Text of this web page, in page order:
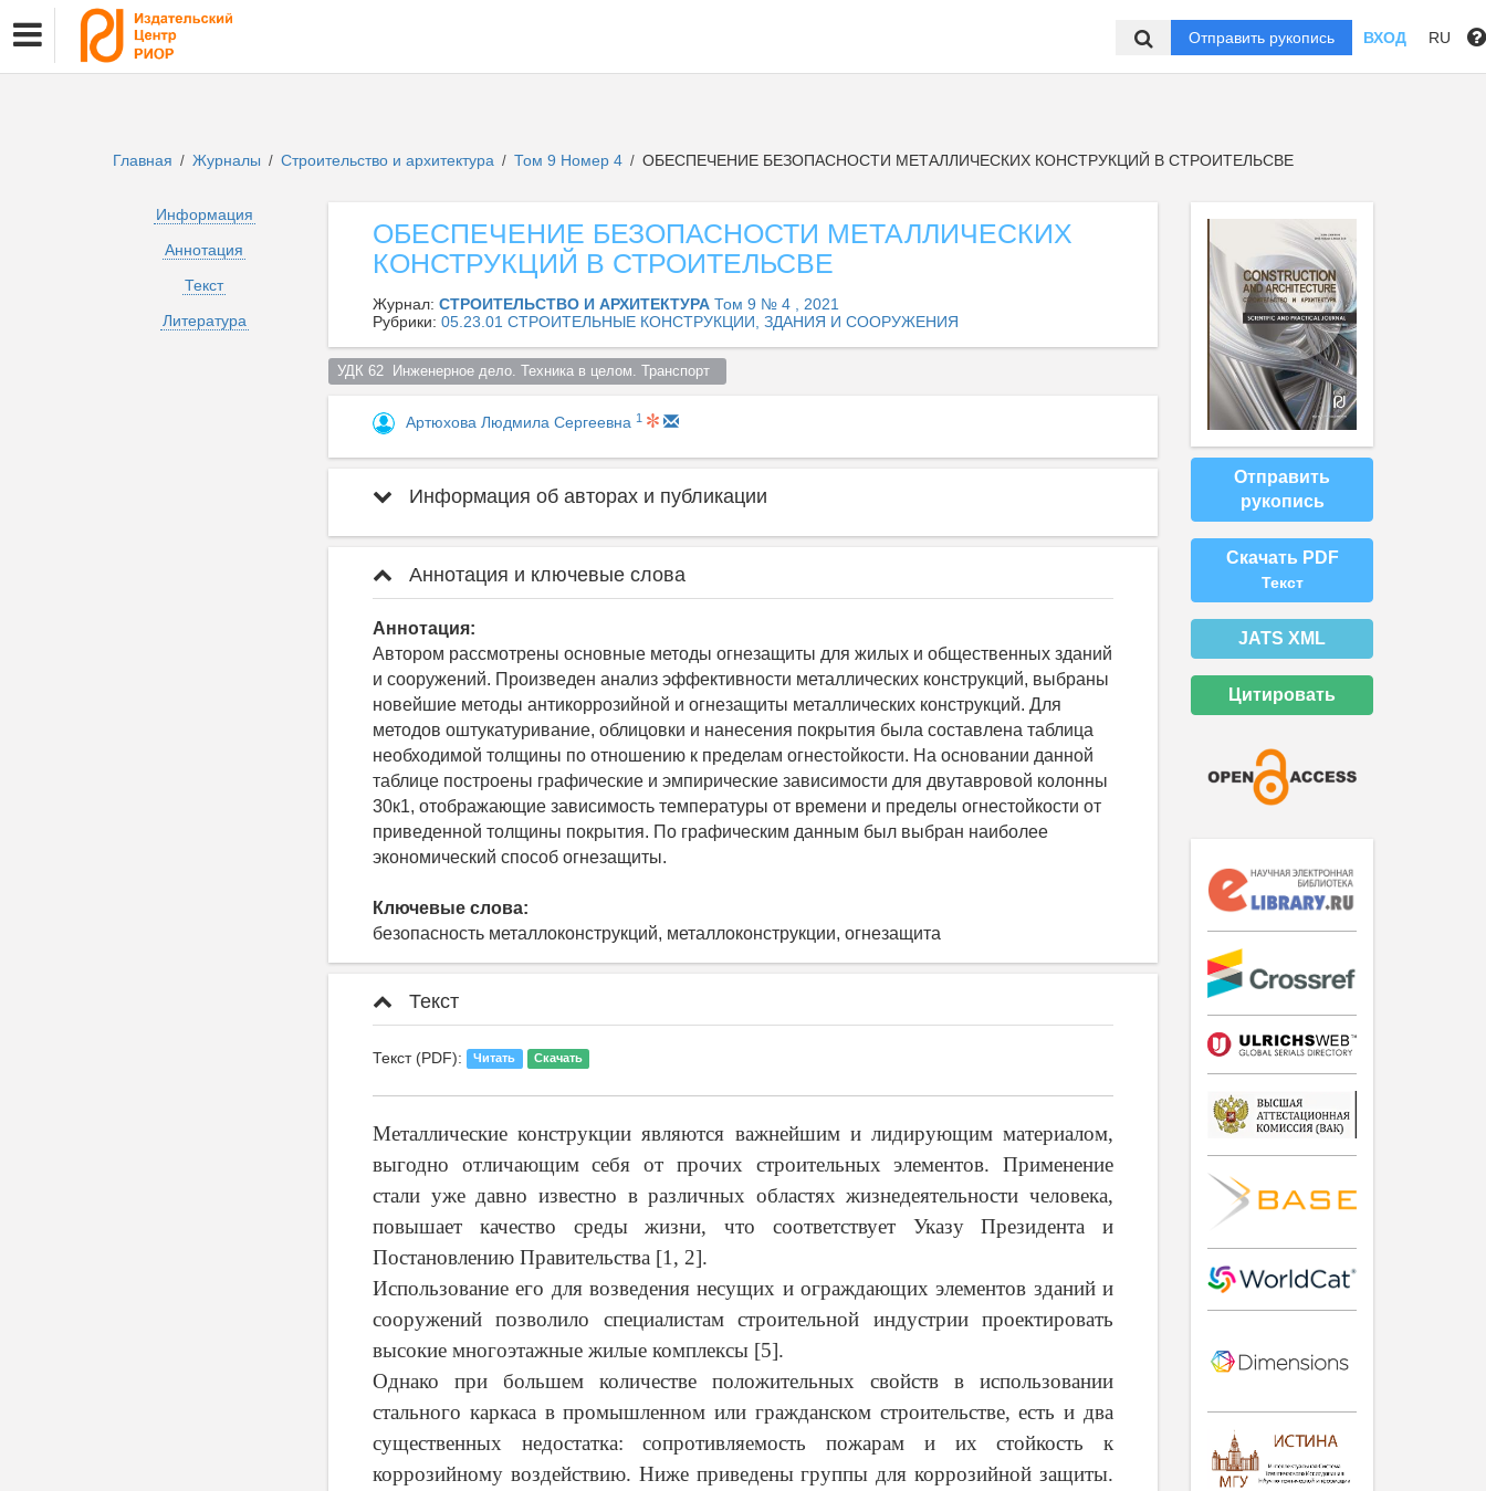
Отправить рукопись ВХОД RU
Главная / Журналы / Строительство и архитектура / Том 9 Номер 4 / ОБЕСПЕЧЕНИЕ БЕЗОПАСНОСТИ МЕТАЛЛИЧЕСКИХ КОНСТРУКЦИЙ В СТРОИТЕЛЬСВЕ
Информация
Аннотация
Текст
Литература
ОБЕСПЕЧЕНИЕ БЕЗОПАСНОСТИ МЕТАЛЛИЧЕСКИХ
КОНСТРУКЦИЙ В СТРОИТЕЛЬСВЕ
Журнал: СТРОИТЕЛЬСТВО И АРХИТЕКТУРА Том 9 № 4 , 2021
Рубрики: 05.23.01 СТРОИТЕЛЬНЫЕ КОНСТРУКЦИИ, ЗДАНИЯ И СООРУЖЕНИЯ
УДК 62  Инженерное дело. Техника в целом. Транспорт
Артюхова Людмила Сергеевна 1
Информация об авторах и публикации
Аннотация и ключевые слова
Аннотация:
Автором рассмотрены основные методы огнезащиты для жилых и общественных зданий
и сооружений. Произведен анализ эффективности металлических конструкций, выбраны
новейшие методы антикоррозийной и огнезащиты металлических конструкций. Для
методов оштукатуривание, облицовки и нанесения покрытия была составлена таблица
необходимой толщины по отношению к пределам огнестойкости. На основании данной
таблице построены графические и эмпирические зависимости для двутавровой колонны
30к1, отображающие зависимость температуры от времени и пределы огнестойкости от
приведенной толщины покрытия. По графическим данным был выбран наиболее
экономический способ огнезащиты.
Ключевые слова:
безопасность металлоконструкций, металлоконструкции, огнезащита
Текст
Текст (PDF): Читать Скачать
Металлические конструкции являются важнейшим и лидирующим материалом,
выгодно отличающим себя от прочих строительных элементов. Применение
стали уже давно известно в различных областях жизнедеятельности человека,
повышает качество среды жизни, что соответствует Указу Президента и
Постановлению Правительства [1, 2].
Использование его для возведения несущих и ограждающих элементов зданий и
сооружений позволило специалистам строительной индустрии проектировать
высокие многоэтажные жилые комплексы [5].
Однако при большем количестве положительных свойств в использовании
стального каркаса в промышленном или гражданском строительстве, есть и два
существенных недостатка: сопротивляемость пожарам и их стойкость к
коррозийному воздействию. Ниже приведены группы для коррозийной защиты.
Отправить
рукопись
Скачать PDF
Текст
JATS XML
Цитировать